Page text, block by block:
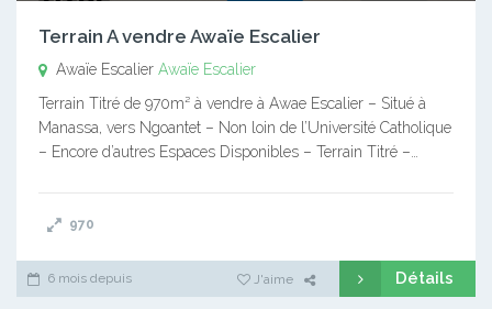
Terrain A vendre Awaïe Escalier
Awaïe Escalier Awaïe Escalier
Terrain Titré de 970m² à vendre à Awae Escalier – Situé à
Manassa, vers Ngoantet – Non loin de l’Université Catholique
– Encore d’autres Espaces Disponibles – Terrain Titré –…
970
6 mois depuis J'aime Détails